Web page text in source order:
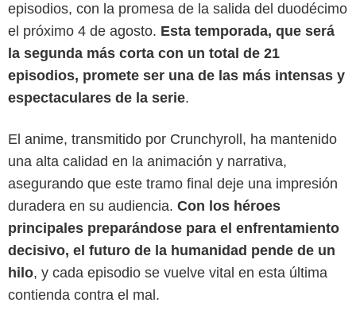
episodios, con la promesa de la salida del duodécimo
el próximo 4 de agosto. Esta temporada, que será
la segunda más corta con un total de 21
episodios, promete ser una de las más intensas y
espectaculares de la serie.
El anime, transmitido por Crunchyroll, ha mantenido
una alta calidad en la animación y narrativa,
asegurando que este tramo final deje una impresión
duradera en su audiencia. Con los héroes
principales preparándose para el enfrentamiento
decisivo, el futuro de la humanidad pende de un
hilo, y cada episodio se vuelve vital en esta última
contienda contra el mal.
Crunchyroll